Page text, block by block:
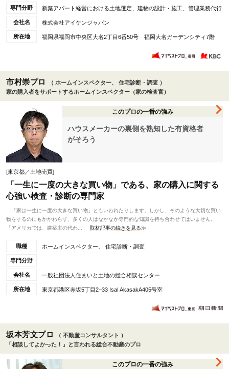
専門分野 新築アパート経営における土地選定、建物の設計・施工、管理業務代行
会社名 株式会社アイケンジャパン
所在地 福岡県福岡市中央区大名2丁目6番50号 福岡大名ガーデンシティ7階
市村崇プロ
（ ホームインスペクター、 住宅診断・調査 ）
家の購入者をサポートするホームインスペクター（家の検査官）
このプロの一番の強み
ハウスメーカーの裏側を熟知した有資格者
がそろう
[東京都／土地売買]
「一生に一度の大きな買い物」である、家の購入に関する
心強い検査・診断の専門家
「家は一生に一度の大きな買い物」ともいわれたりします。しかし、そのような大切な買い
物をするのにもかかわらず、多くの人はなかなか専門的な知識を持ち合わせてはいません。
「アメリカでは、建築主の代わ...
取材記事の続きを見る≫
職種 ホームインスペクター、 住宅診断・調査
専門分野
会社名 一般社団法人住まいと土地の総合相談センター
所在地 東京都港区赤坂5丁目2−33 IsaI AkasakA405号室
坂本芳文プロ
（ 不動産コンサルタント ）
「相談してよかった！」と言われる総合不動産のプロ
このプロの一番の強み